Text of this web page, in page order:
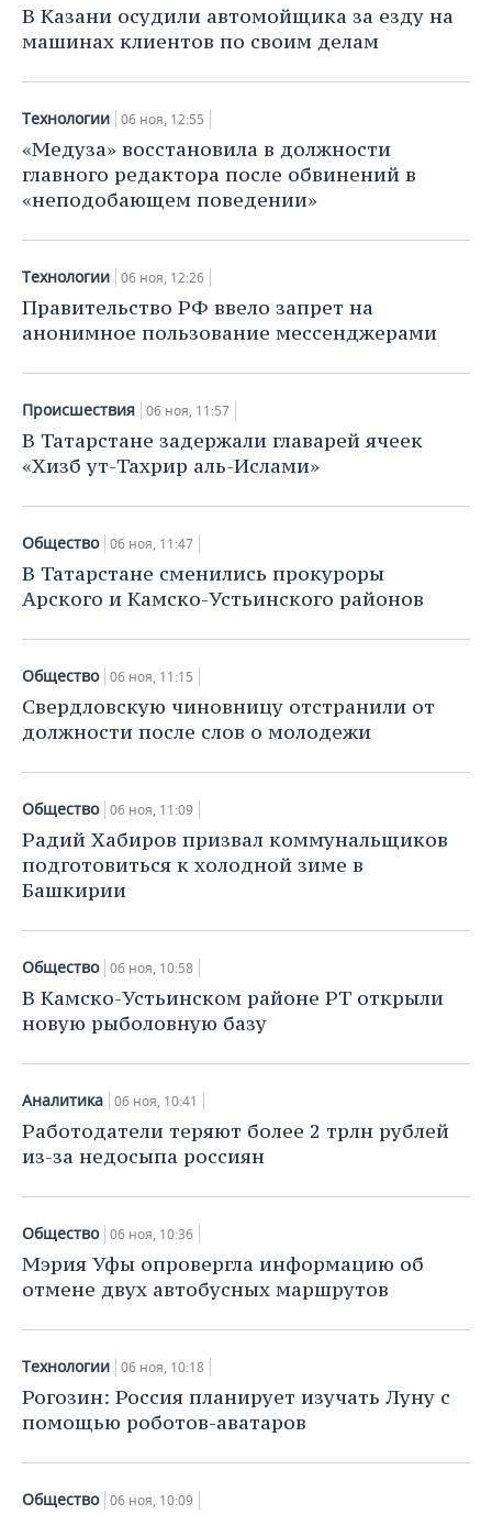
КИБЕРСПОРТ
ВОДНЫЕ ВИДЫ СПОРТА
ХОККЕЙ С МЯЧОМ
КУЛЬТУРА
ОБРАЗОВАНИЕ
ПРОИСШЕСТВИЯ
СПИСОК КОМПАНИЙ
В Казани осудили автомойщика за езду на
машинах клиентов по своим делам
Технологии 06 ноя, 12:55
«Медуза» восстановила в должности
главного редактора после обвинений в
«неподобающем поведении»
Технологии 06 ноя, 12:26
Правительство РФ ввело запрет на
анонимное пользование мессенджерами
Происшествия 06 ноя, 11:57
В Татарстане задержали главарей ячеек
«Хизб ут-Тахрир аль-Ислами»
Общество 06 ноя, 11:47
В Татарстане сменились прокуроры
Арского и Камско-Устьинского районов
Общество 06 ноя, 11:15
Свердловскую чиновницу отстранили от
должности после слов о молодежи
Общество 06 ноя, 11:09
Радий Хабиров призвал коммунальщиков
подготовиться к холодной зиме в
Башкирии
Общество 06 ноя, 10:58
В Камско-Устьинском районе РТ открыли
новую рыболовную базу
Аналитика 06 ноя, 10:41
Работодатели теряют более 2 трлн рублей
из-за недосыпа россиян
Общество 06 ноя, 10:36
Мэрия Уфы опровергла информацию об
отмене двух автобусных маршрутов
Технологии 06 ноя, 10:18
Рогозин: Россия планирует изучать Луну с
помощью роботов-аватаров
Общество 06 ноя, 10:09